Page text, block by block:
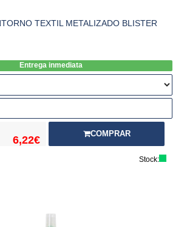
TEXTIL METALIZADO BLISTER
Entrega inmediata
6,22€
COMPRAR
Stock: